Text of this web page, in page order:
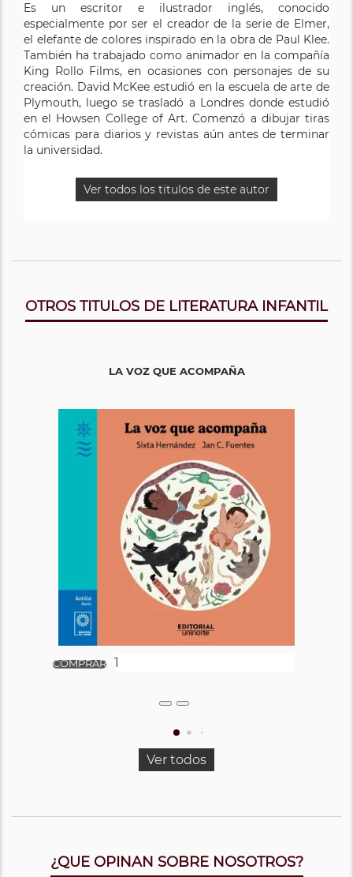
Es un escritor e ilustrador inglés, conocido
especialmente por ser el creador de la serie de Elmer,
el elefante de colores inspirado en la obra de Paul Klee.
También ha trabajado como animador en la compañía
King Rollo Films, en ocasiones con personajes de su
creación. David McKee estudió en la escuela de arte de
Plymouth, luego se trasladó a Londres donde estudió
en el Howsen College of Art. Comenzó a dibujar tiras
cómicas para diarios y revistas aún antes de terminar
la universidad.
Ver todos los titulos de este autor
OTROS TITULOS DE LITERATURA INFANTIL
LA VOZ QUE ACOMPAÑA
Ver todos
¿QUE OPINAN SOBRE NOSOTROS?